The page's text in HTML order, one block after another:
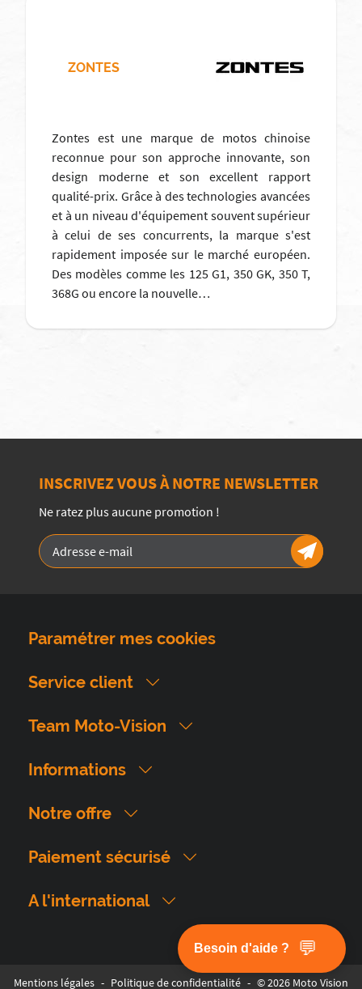
ZONTES
Zontes est une marque de motos chinoise
reconnue pour son approche innovante, son
design moderne et son excellent rapport
qualité-prix. Grâce à des technologies avancées
et à un niveau d'équipement souvent supérieur
à celui de ses concurrents, la marque s'est
rapidement imposée sur le marché européen.
Des modèles comme les 125 G1, 350 GK, 350 T,
368G ou encore la nouvelle…
INSCRIVEZ VOUS À NOTRE NEWSLETTER
Ne ratez plus aucune promotion !
Paramétrer mes cookies
Service client
Team Moto-Vision
Informations
Notre offre
Paiement sécurisé
A l'international
Mentions légales - Politique de confidentialité - © 2026 Moto Vision
Besoin d'aide ? 💬